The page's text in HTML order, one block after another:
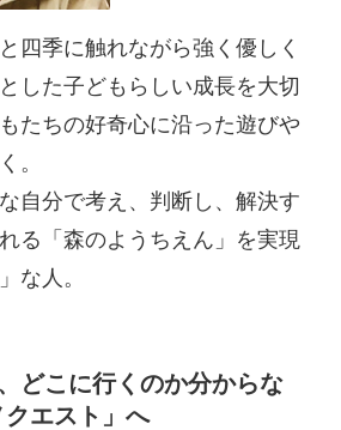
四季に触れながら強く優しく
した子どもらしい成長を大切
たちの好奇心に沿った遊びや
。
自分で考え、判断し、解決す
る「森のようちえん」を実現
な人。
どこに行くのか分からな
エスト」へ